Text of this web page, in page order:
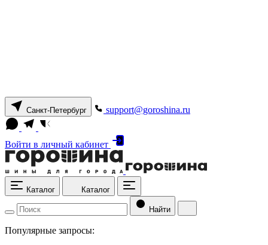
Санкт-Петербург support@goroshina.ru
Войти в личный кабинет
Каталог Каталог
Найти
Популярные запросы: